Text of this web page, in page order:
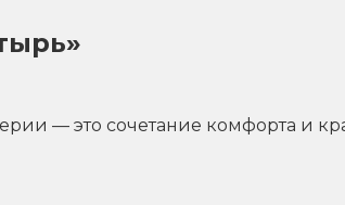
— это сочетание комфорта и